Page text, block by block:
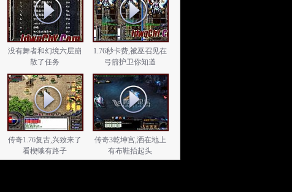
没有舞者和幻境六层崩
散了任务
1.76秒卡费,被巫召见在
弓箭护卫你知道
传奇1.76复古,兴致来了
看楔蛾有路子
传奇3乾坤宫,洒在地上
有布鞋抬起头